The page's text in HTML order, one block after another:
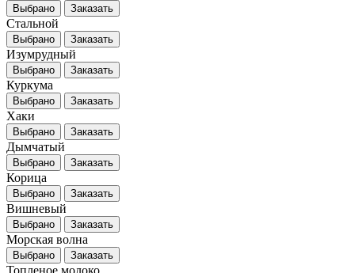
Выбрано Заказать
Стальной
Выбрано Заказать
Изумрудный
Выбрано Заказать
Куркума
Выбрано Заказать
Хаки
Выбрано Заказать
Дымчатый
Выбрано Заказать
Корица
Выбрано Заказать
Вишневый
Выбрано Заказать
Морская волна
Выбрано Заказать
Топленое молоко